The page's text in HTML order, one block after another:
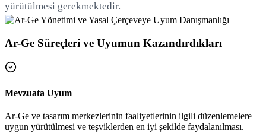
yürütülmesi gerekmektedir.
Ar-Ge Süreçleri ve Uyumun Kazandırdıkları
Mevzuata Uyum
Ar-Ge ve tasarım merkezlerinin faaliyetlerinin ilgili düzenlemelere
uygun yürütülmesi ve teşviklerden en iyi şekilde faydalanılması.